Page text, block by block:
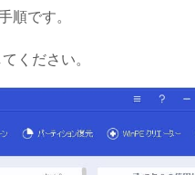
順です。
ください。